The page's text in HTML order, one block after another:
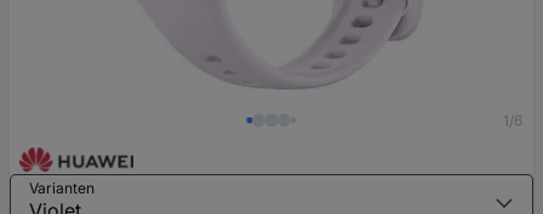
1/6
Varianten